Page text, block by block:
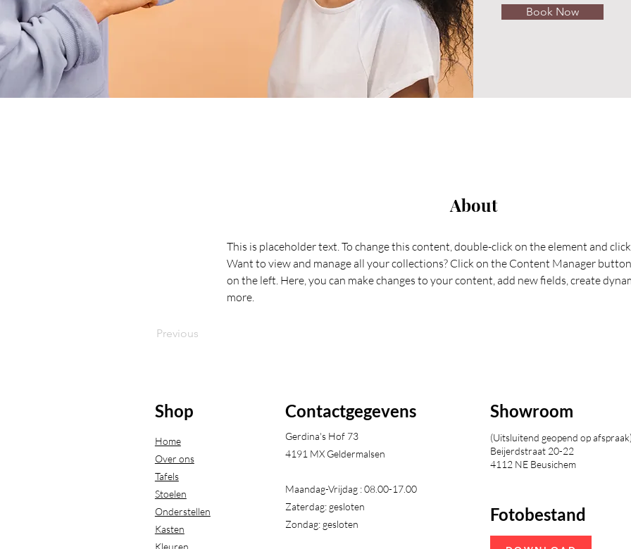
Book Now
About
This is placeholder text. To change this content, double-click on the element and
Want to view and manage all your collections? Click on the Content Manager
on the left. Here, you can make changes to your content, add new fields, create
more.
Previous
Shop
Home
Over ons
Tafels
Stoelen
Onderstellen
Kasten
Kleuren
Contactgegevens
Gerdina's Hof 73
4191 MX Geldermalsen​
Maandag-Vrijdag : 08.00-17.00
Zaterdag: gesloten
Zondag: gesloten
Showroom
(Uitsluitend geopend op afspraak)
Beijerdstraat 20-22
4112 NE Beusichem
Fotobestand